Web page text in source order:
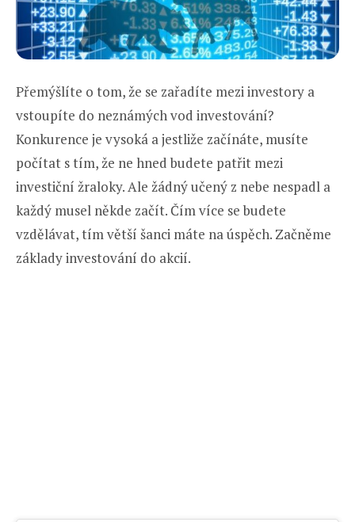
Přemýšlíte o tom, že se zařadíte mezi investory a
vstoupíte do neznámých vod investování?
Konkurence je vysoká a jestliže začínáte, musíte
počítat s tím, že ne hned budete patřit mezi
investiční žraloky. Ale žádný učený z nebe nespadl a
každý musel někde začít. Čím více se budete
vzdělávat, tím větší šanci máte na úspěch. Začněme
základy investování do akcií.